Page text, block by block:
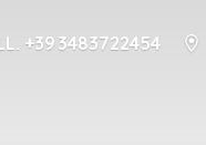
+39 3483722454